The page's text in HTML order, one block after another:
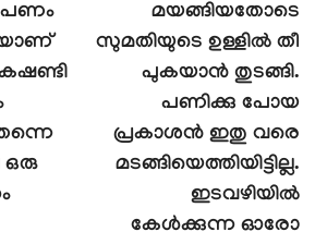
പണം
ഒരു
മയങ്ങിയതോടെ
സുമതിയുടെ ഉള്ളിൽ തീ
പുകയാൻ തുടങ്ങി.
പണിക്കു പോയ
പ്രകാശൻ ഇതു വരെ
മടങ്ങിയെത്തിയിട്ടില്ല.
ഇടവഴിയിൽ
കേൾക്കുന്ന ഓരോ